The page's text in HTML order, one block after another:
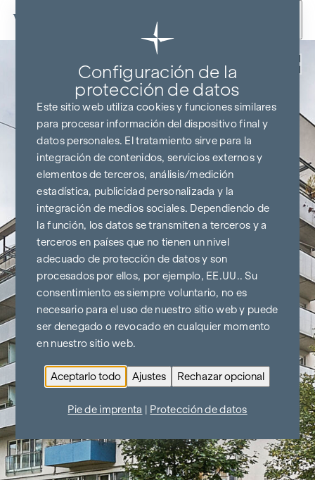
Ir al contenido
Configuración de la
protección de datos
Este sitio web utiliza cookies y funciones similares
para procesar información del dispositivo final y
datos personales. El tratamiento sirve para la
integración de contenidos, servicios externos y
elementos de terceros, análisis/medición
estadística, publicidad personalizada y la
integración de medios sociales. Dependiendo de
la función, los datos se transmiten a terceros y a
terceros en países que no tienen un nivel
adecuado de protección de datos y son
procesados por ellos, por ejemplo, EE.UU.. Su
consentimiento es siempre voluntario, no es
necesario para el uso de nuestro sitio web y puede
ser denegado o revocado en cualquier momento
en nuestro sitio web.
Aceptarlo todo Ajustes Rechazar opcional
Pie de imprenta Protección de datos